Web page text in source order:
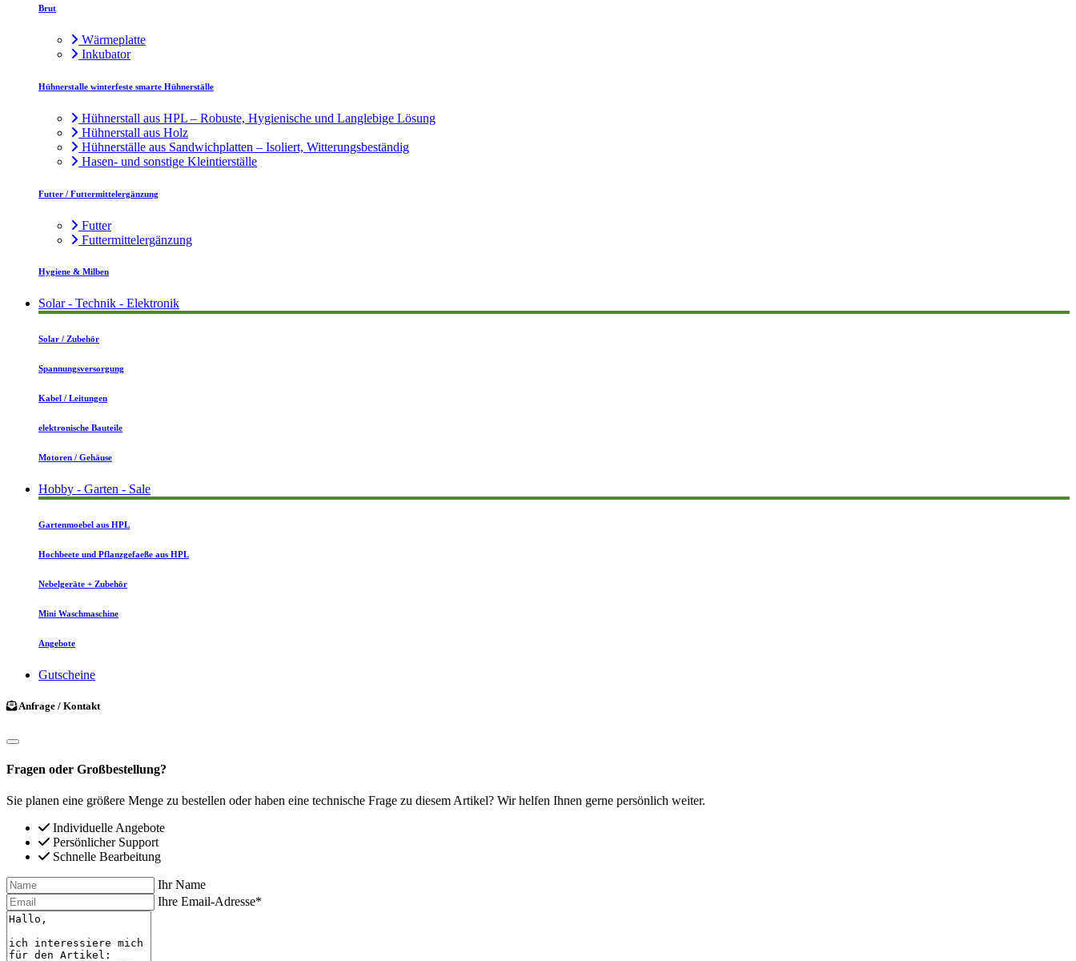
Brut
Wärmeplatte
Inkubator
Hühnerstalle winterfeste smarte Hühnerställe
Hühnerstall aus HPL – Robuste, Hygienische und Langlebige Lösung
Hühnerstall aus Holz
Hühnerställe aus Sandwichplatten – Isoliert, Witterungsbeständig
Hasen- und sonstige Kleintierställe
Futter / Futtermittelergänzung
Futter
Futtermittelergänzung
Hygiene & Milben
Solar - Technik - Elektronik
Solar / Zubehör
Spannungsversorgung
Kabel / Leitungen
elektronische Bauteile
Motoren / Gehäuse
Hobby - Garten - Sale
Gartenmoebel aus HPL
Hochbeete und Pflanzgefaeße aus HPL
Nebelgeräte + Zubehör
Mini Waschmaschine
Angebote
Gutscheine
Anfrage / Kontakt
Fragen oder Großbestellung?
Sie planen eine größere Menge zu bestellen oder haben eine technische Frage zu diesem Artikel? Wir helfen Ihnen gerne persönlich weiter.
Individuelle Angebote
Persönlicher Support
Schnelle Bearbeitung
Ihr Name
Ihre Email-Adresse*